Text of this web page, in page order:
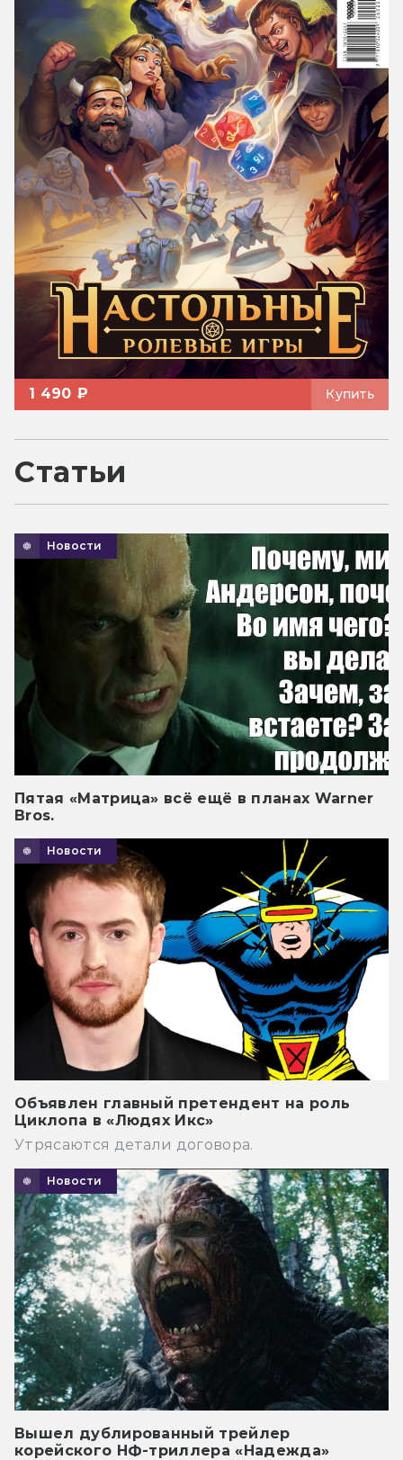
1 490 ₽ Купить
Статьи
Новости
Пятая «Матрица» всё ещё в планах Warner
Bros.
Новости
Объявлен главный претендент на роль
Циклопа в «Людях Икс»
Утрясаются детали договора.
Новости
Вышел дублированный трейлер
корейского НФ-триллера «Надежда»